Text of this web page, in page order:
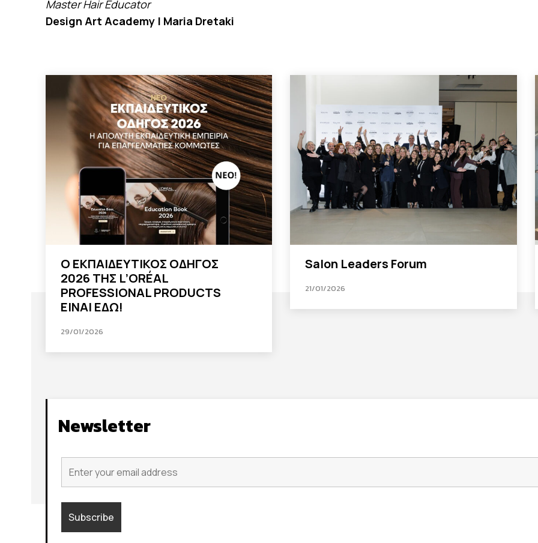
Master Hair Educator
Design Art Academy | Maria Dretaki
Ο EΚΠΑΙΔΕΥΤΙΚΟΣ ΟΔΗΓΟΣ
2026 ΤΗΣ L’ORÉAL
PROFESSIONAL PRODUCTS
ΕΙΝΑΙ ΕΔΩ!
29/01/2026
Salon Leaders Forum
21/01/2026
Newsletter